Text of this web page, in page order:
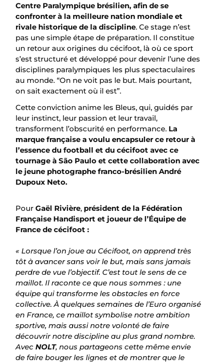
Centre Paralympique brésilien, afin de se
confronter à la meilleure nation mondiale et
rivale historique de la discipline. Ce stage n’est
pas une simple étape de préparation. Il constitue
un retour aux origines du cécifoot, là où ce sport
s’est structuré et développé pour devenir l’une des
disciplines paralympiques les plus spectaculaires
au monde. “On ne voit pas le but. Mais pourtant,
on sait exactement où il est”.
Cette conviction anime les Bleus, qui, guidés par
leur instinct, leur passion et leur travail,
transforment l’obscurité en performance. La
marque française a voulu encapsuler ce retour à
l’essence du football et du cécifoot avec ce
tournage à São Paulo et cette collaboration avec
le jeune photographe franco-brésilien André
Dupoux Neto.
Pour Gaël Rivière, président de la Fédération
Française Handisport et joueur de l’Équipe de
France de cécifoot :
« Lorsque l’on joue au Cécifoot, on apprend très
tôt à avancer sans voir le but, mais sans jamais
perdre de vue l’objectif. C’est tout le sens de ce
maillot. Il raconte ce que nous sommes : une
équipe qui transforme les obstacles en force
collective. À quelques semaines de l’Euro organisé
en France, ce maillot symbolise notre ambition
sportive, mais aussi notre volonté de faire
découvrir notre discipline au plus grand nombre.
Avec NOLT, nous partageons cette même envie
de faire bouger les lignes et de montrer que le